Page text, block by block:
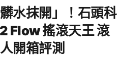
水抹開」！石頭科
Flow 搖滾天王 滾
開箱評測